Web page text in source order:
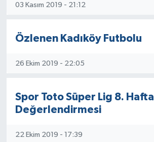
03 Kasım 2019 - 21:12
Özlenen Kadıköy Futbolu
26 Ekim 2019 - 22:05
Spor Toto Süper Lig 8. Hafta
Değerlendirmesi
22 Ekim 2019 - 17:39